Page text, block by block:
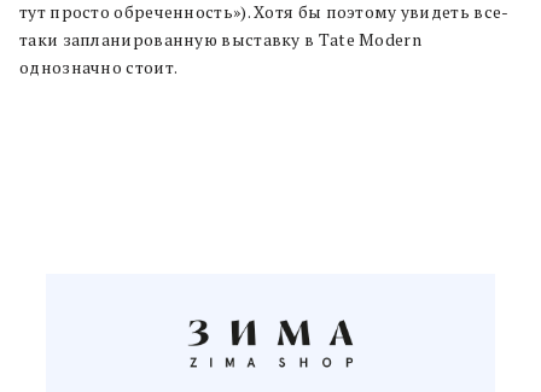
тут просто обреченность»). Хотя бы поэтому увидеть все-
таки запланированную выставку в Tate Modern
однозначно стоит.